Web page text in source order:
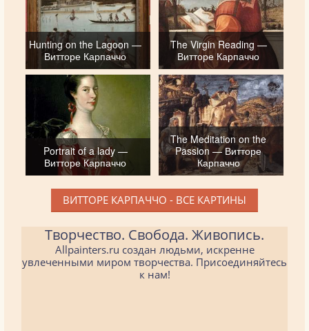
Hunting on the Lagoon —
Витторе Карпаччо
The Virgin Reading —
Витторе Карпаччо
Portrait of a lady —
Витторе Карпаччо
The Meditation on the
Passion — Витторе
Карпаччо
ВИТТОРЕ КАРПАЧЧО - ВСЕ КАРТИНЫ
Творчество. Свобода. Живопись.
Allpainters.ru создан людьми, искренне
увлеченными миром творчества. Присоединяйтесь
к нам!